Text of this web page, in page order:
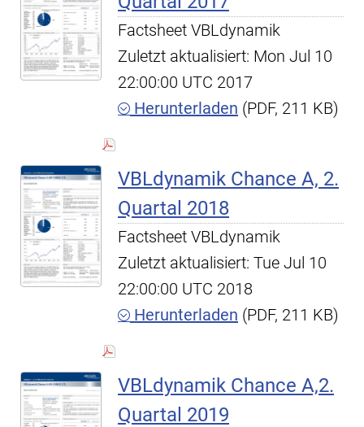
Factsheet VBLdynamik
Zuletzt aktualisiert: Mon Jul 10
22:00:00 UTC 2017
Herunterladen (PDF, 211 KB)
VBLdynamik Chance A, 2.
Quartal 2018
Factsheet VBLdynamik
Zuletzt aktualisiert: Tue Jul 10
22:00:00 UTC 2018
Herunterladen (PDF, 211 KB)
VBLdynamik Chance A,2.
Quartal 2019